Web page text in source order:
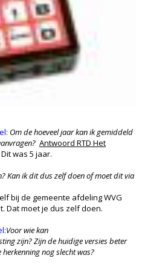
Om de hoeveel jaar kan ik gemiddeld
Antwoord RTD Het
was 5 jaar.
Kan ik dit dus zelf doen of moet dit via
bij de gemeente afdeling WVG
Dat moet je dus zelf doen.
Voor wie kan
zijn? Zijn de huidige versies beter
nog slecht was?